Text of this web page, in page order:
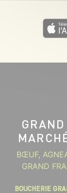
BŒUF,
GRAND
BOUCHERIE